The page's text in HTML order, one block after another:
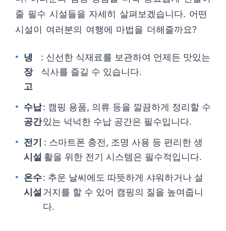
줄 필수 시설들을 자세히 살펴보겠습니다. 어떤
시설이 여러분의 여행에 마법을 더해줄까요?
냉
장
고
: 신선한 식재료를 보관하여 언제든 맛있는
식사를 즐길 수 있습니다.
수납
공간
: 캠핑 용품, 의류 등을 깔끔하게 정리할 수
있는 넉넉한 수납 공간은 필수입니다.
전기
시설
: 스마트폰 충전, 조명 사용 등 편리한 생
활을 위한 전기 시스템은 필수적입니다.
온수
시설
: 추운 날씨에도 따뜻하게 샤워하거나 설
거지를 할 수 있어 캠핑의 질을 높여줍니
다.